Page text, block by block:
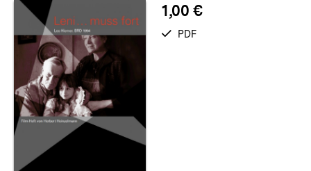
1,00 €
verfügbar
PDF